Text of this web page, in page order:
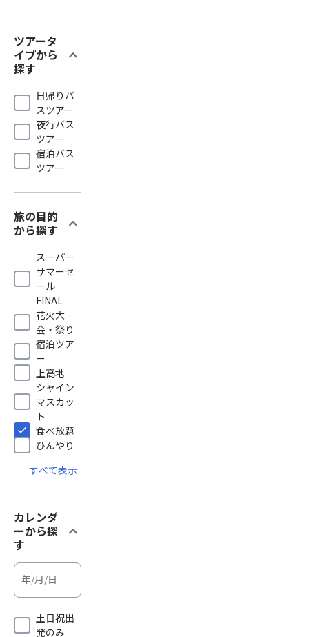
ツアータ
イプから
探す
expand_more
日帰りバ
スツアー
夜行バス
ツアー
宿泊バス
ツアー
旅の目的
から探す
expand_more
スーパー
サマーセ
ール
FINAL
花火大
会・祭り
宿泊ツア
ー
上高地
シャイン
マスカッ
ト
食べ放題
ひんやり
すべて表示
カレンダ
ーから探
す
expand_more
土日祝出
発のみ